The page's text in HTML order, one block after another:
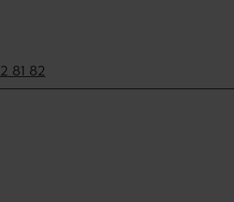
81 82